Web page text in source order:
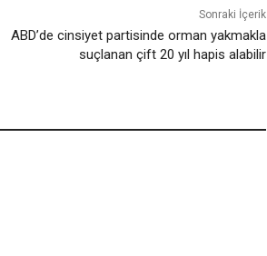
Sonraki İçerik
ABD’de cinsiyet partisinde orman yakmakla
suçlanan çift 20 yıl hapis alabilir